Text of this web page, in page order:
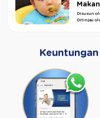
Disusun
Ditinjau